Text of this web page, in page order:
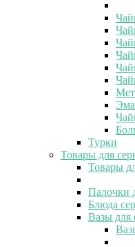
Турки
Товары для
Товары
Палочки
Блюда
Вазы для